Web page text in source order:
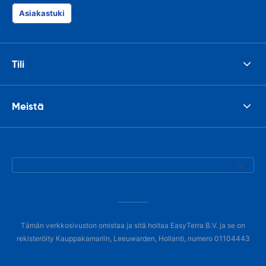
Asiakastuki
Tili
Meistä
Tämän verkkosivuston omistaa ja sitä hoitaa EasyTerra B.V. ja se on
rekisteröity Kauppakamariin, Leeuwarden, Hollanti, numero 01104443